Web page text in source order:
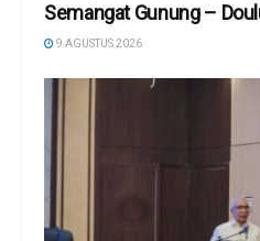
Semangat Gunung –
9 AGUSTUS 2026